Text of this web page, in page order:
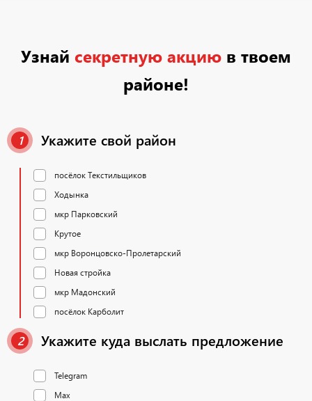
Узнай секретную акцию в твоем
районе!
1 Укажите свой район
посёлок Текстильщиков
Ходынка
мкр Парковский
Крутое
мкр Воронцовско-Пролетарский
Новая стройка
мкр Мадонский
посёлок Карболит
2 Укажите куда выслать предложение
Telegram
Max